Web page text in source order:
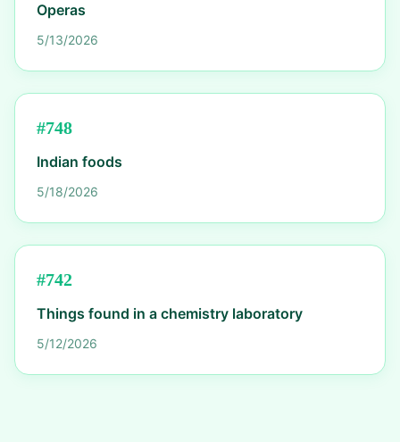
Operas
5/13/2026
#748
Indian foods
5/18/2026
#742
Things found in a chemistry laboratory
5/12/2026